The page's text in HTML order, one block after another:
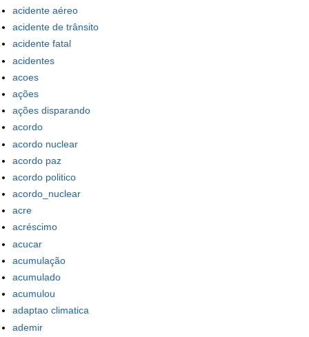
acidente aéreo
acidente de trânsito
acidente fatal
acidentes
acoes
ações
ações disparando
acordo
acordo nuclear
acordo paz
acordo politico
acordo_nuclear
acre
acréscimo
acucar
acumulação
acumulado
acumulou
adaptao climatica
ademir